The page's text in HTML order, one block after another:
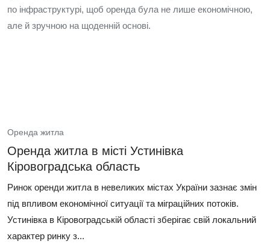
по інфраструктурі, щоб оренда була не лише економічною,
але й зручною на щоденній основі.
Оренда житла
Оренда житла в місті Устинівка
Кіровоградська область
Ринок оренди житла в невеликих містах України зазнає змін
під впливом економічної ситуації та міграційних потоків.
Устинівка в Кіровоградській області зберігає свій локальний
характер ринку з...